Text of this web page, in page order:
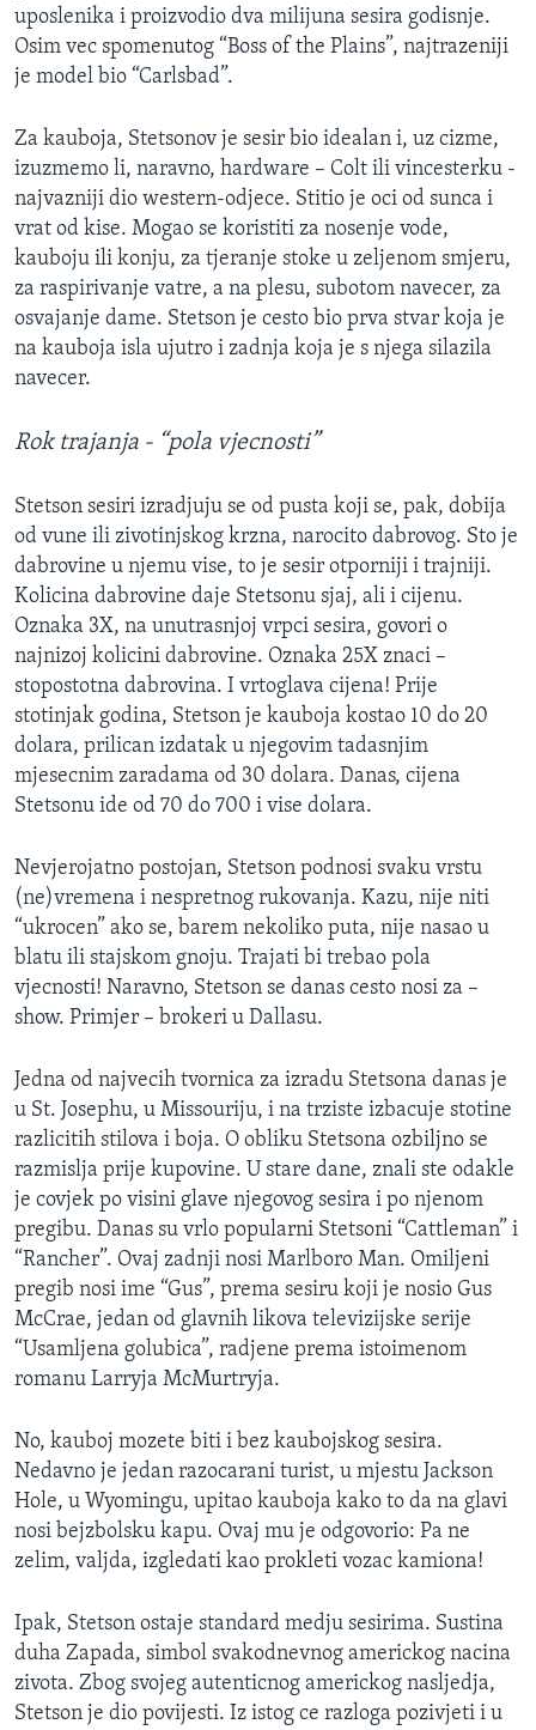
uposlenika i proizvodio dva milijuna sesira godisnje.
Osim vec spomenutog “Boss of the Plains”, najtrazeniji
je model bio “Carlsbad”.
Za kauboja, Stetsonov je sesir bio idealan i, uz cizme,
izuzmemo li, naravno, hardware – Colt ili vincesterku -
najvazniji dio western-odjece. Stitio je oci od sunca i
vrat od kise. Mogao se koristiti za nosenje vode,
kauboju ili konju, za tjeranje stoke u zeljenom smjeru,
za raspirivanje vatre, a na plesu, subotom navecer, za
osvajanje dame. Stetson je cesto bio prva stvar koja je
na kauboja isla ujutro i zadnja koja je s njega silazila
navecer.
Rok trajanja - “pola vjecnosti”
Stetson sesiri izradjuju se od pusta koji se, pak, dobija
od vune ili zivotinjskog krzna, narocito dabrovog. Sto je
dabrovine u njemu vise, to je sesir otporniji i trajniji.
Kolicina dabrovine daje Stetsonu sjaj, ali i cijenu.
Oznaka 3X, na unutrasnjoj vrpci sesira, govori o
najnizoj kolicini dabrovine. Oznaka 25X znaci –
stopostotna dabrovina. I vrtoglava cijena! Prije
stotinjak godina, Stetson je kauboja kostao 10 do 20
dolara, prilican izdatak u njegovim tadasnjim
mjesecnim zaradama od 30 dolara. Danas, cijena
Stetsonu ide od 70 do 700 i vise dolara.
Nevjerojatno postojan, Stetson podnosi svaku vrstu
(ne)vremena i nespretnog rukovanja. Kazu, nije niti
“ukrocen” ako se, barem nekoliko puta, nije nasao u
blatu ili stajskom gnoju. Trajati bi trebao pola
vjecnosti! Naravno, Stetson se danas cesto nosi za –
show. Primjer – brokeri u Dallasu.
Jedna od najvecih tvornica za izradu Stetsona danas je
u St. Josephu, u Missouriju, i na trziste izbacuje stotine
razlicitih stilova i boja. O obliku Stetsona ozbiljno se
razmislja prije kupovine. U stare dane, znali ste odakle
je covjek po visini glave njegovog sesira i po njenom
pregibu. Danas su vrlo popularni Stetsoni “Cattleman” i
“Rancher”. Ovaj zadnji nosi Marlboro Man. Omiljeni
pregib nosi ime “Gus”, prema sesiru koji je nosio Gus
McCrae, jedan od glavnih likova televizijske serije
“Usamljena golubica”, radjene prema istoimenom
romanu Larryja McMurtryja.
No, kauboj mozete biti i bez kaubojskog sesira.
Nedavno je jedan razocarani turist, u mjestu Jackson
Hole, u Wyomingu, upitao kauboja kako to da na glavi
nosi bejzbolsku kapu. Ovaj mu je odgovorio: Pa ne
zelim, valjda, izgledati kao prokleti vozac kamiona!
Ipak, Stetson ostaje standard medju sesirima. Sustina
duha Zapada, simbol svakodnevnog americkog nacina
zivota. Zbog svojeg autenticnog americkog nasljedja,
Stetson je dio povijesti. Iz istog ce razloga pozivjeti i u